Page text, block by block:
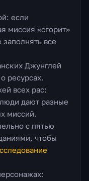
если
миссия «сгорит»
заполнять все
Джунглей
ресурсах.
всех рас:
дают разные
миссий.
с пятью
чтобы